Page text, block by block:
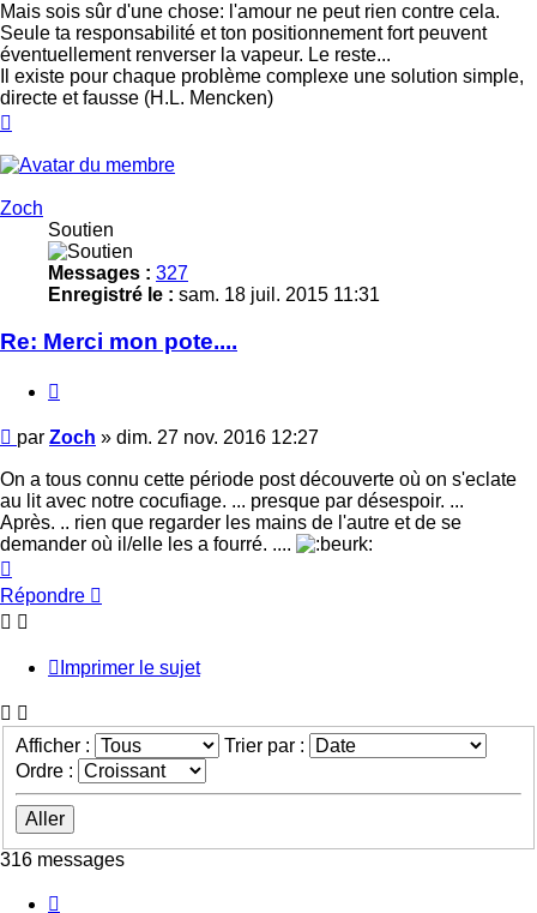
Mais sois sûr d'une chose: l'amour ne peut rien contre cela.
Seule ta responsabilité et ton positionnement fort peuvent
éventuellement renverser la vapeur. Le reste...
Il existe pour chaque problème complexe une solution simple,
directe et fausse (H.L. Mencken)
Zoch
Soutien
Messages : 327
Enregistré le : sam. 18 juil. 2015 11:31
Re: Merci mon pote....
Message
par Zoch » dim. 27 nov. 2016 12:27
On a tous connu cette période post découverte où on s'eclate
au lit avec notre cocufiage. ... presque par désespoir. ...
Après. .. rien que regarder les mains de l'autre et de se
demander où il/elle les a fourré. ....
Répondre
Imprimer le sujet
Afficher :
Trier par :
Ordre :
316 messages